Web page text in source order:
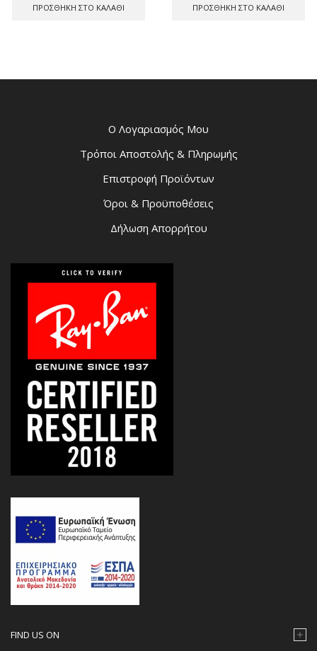
ΠΡΟΣΘΉΚΗ ΣΤΟ ΚΑΛΆΘΙ ΠΡΟΣΘΉΚΗ ΣΤΟ ΚΑΛΆΘΙ
Ο Λογαριασμός Μου
Τρόποι Αποστολής & Πληρωμής
Επιστροφή Προϊόντων
Όροι & Προϋποθέσεις
Δήλωση Απορρήτου
FIND US ON